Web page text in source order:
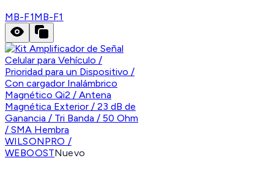
MB-F1MB-F1
WILSONPRO /
WEBOOSTNuevo